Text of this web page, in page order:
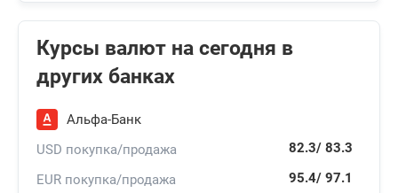
Курсы валют на сегодня в
других банках
Альфа-Банк
USD покупка/продажа
82.3/ 83.3
EUR покупка/продажа
95.4/ 97.1